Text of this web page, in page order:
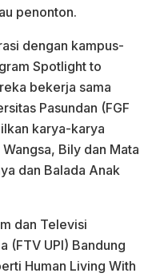
penonton.
dengan kampus-
Spotlight to
bekerja sama
Pasundan (FGF
karya-karya
Bily dan Mata
dan Balada Anak
dan Televisi
(FTV UPI) Bandung
Human Living With